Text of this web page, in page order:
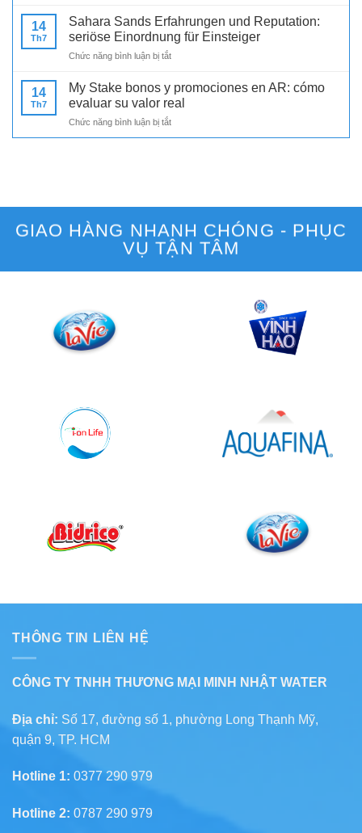
exigentes
verantwortungsvolles
Spielen
im
Überblick
Club
bonos
y
promociones
MX:
cómo
el
bono
14
Th7
Sahara Sands Erfahrungen und Reputation:
seriöse Einordnung für Einsteiger
Chức năng bình luận bị tắtở
Erfahrungen
und
Reputation:
seriöse
14
Th7
My Stake bonos y promociones en AR: cómo
evaluar su valor real
Chức năng bình luận bị tắtở
cómo
evaluar
su
valor
GIAO HÀNG NHANH CHÓNG - PHỤC
VỤ TẬN TÂM
THÔNG TIN LIÊN HỆ
CÔNG TY TNHH THƯƠNG MẠI MINH NHẬT WATER
Địa chỉ: Số 17, đường số 1, phường Long Thạnh Mỹ,
quận 9, TP. HCM
Hotline 1: 0377 290 979
Hotline 2: 0787 290 979